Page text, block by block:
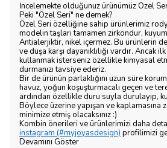
İncelemekte olduğunuz ürünümüz Özel
Peki "Özel Seri" ne demek?
Özel Seri özelliğine sahip ürünlerimiz
modelin taşları tamamen zirkondur,
Antialerjiktir, nikel içermez. Bu ürünlerin
ve duşa karşı dayanıklılığı vardır. Ancak
kullanmak isterseniz özellikle kimyasal
durmanızı tavsiye ederiz.
Bir de ürünün parlaklığını uzun süre
havuz, yoğun koşuşturmacalı geçen ve
ardından özellikle duru suyla durulayıp,
Böylece üzerine yapışan ve kaplamasına
minimize etmiş olacaksınız :)
Kombin önerileri ve ürünlerimizi daha
instagram (#myjoyasdesign) profilimizi
Devamını Göster